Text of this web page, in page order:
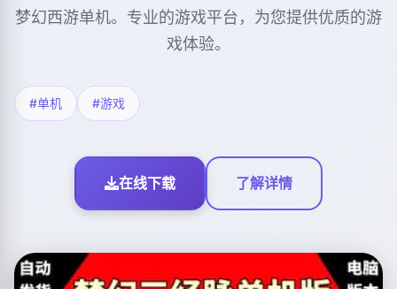
梦幻西游单机。专业的游戏平台，为您提供优质的游
戏体验。
#单机 #游戏
在线下载 了解详情